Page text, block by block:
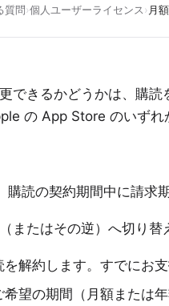
質問›個人ユーザーライセンス› 月
できるかどうかは、購
の App Store のいずれ
読の契約期間中に請求
またはその逆）へ切り替
解約します。すでにお
望の期間（月額または年